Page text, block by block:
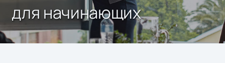
для начинающих